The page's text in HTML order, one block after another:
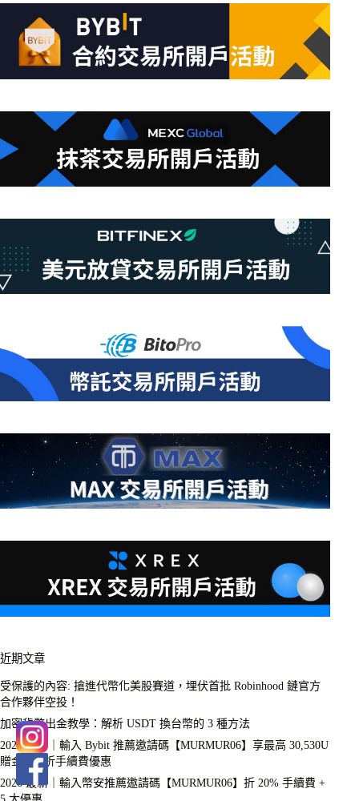
近期文章
受保護的內容: 搶進代幣化美股賽道，埋伏首批 Robinhood 鏈官方
合作夥伴空投！
加密貨幣出金教學：解析 USDT 換台幣的 3 種方法
2026 最新｜輸入 Bybit 推薦邀請碼【MURMUR06】享最高 30,530U
贈金 + 8 折手續費優惠
2026 最新｜輸入幣安推薦邀請碼【MURMUR06】折 20% 手續費 +